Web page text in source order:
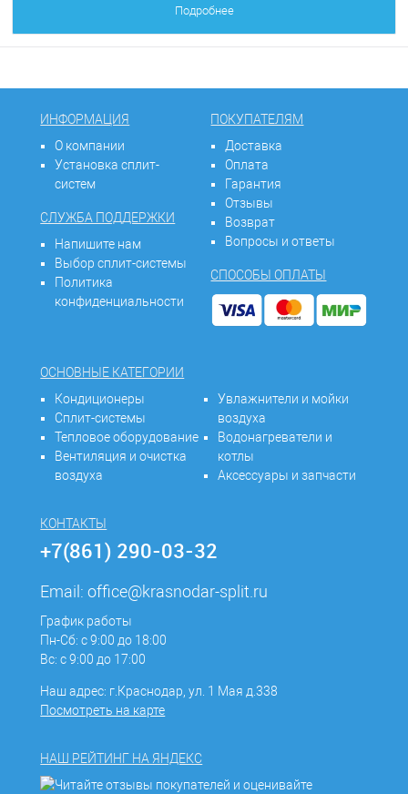
Подробнее
ИНФОРМАЦИЯ
О компании
Установка сплит-
систем
СЛУЖБА ПОДДЕРЖКИ
Напишите нам
Выбор сплит-системы
Политика
конфиденциальности
ПОКУПАТЕЛЯМ
Доставка
Оплата
Гарантия
Отзывы
Возврат
Вопросы и ответы
СПОСОБЫ ОПЛАТЫ
ОСНОВНЫЕ КАТЕГОРИИ
Кондиционеры
Сплит-системы
Тепловое оборудование
Вентиляция и очистка
воздуха
Увлажнители и мойки
воздуха
Водонагреватели и
котлы
Аксессуары и запчасти
КОНТАКТЫ
+7(861) 290-03-32
Email:office@krasnodar-split.ru
График работы
Пн-Сб: с 9:00 до 18:00
Вс: с 9:00 до 17:00
Наш адрес: г.Краснодар, ул. 1 Мая д.338
Посмотреть на карте
НАШ РЕЙТИНГ НА ЯНДЕКС